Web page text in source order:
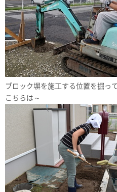
ブロック塀を施工する位置を掘っ
こちらは～